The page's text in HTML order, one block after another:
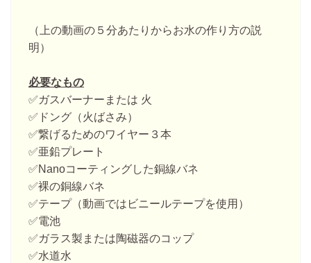
（上の動画の５分あたりからお水の作り方の説
明）
必要なもの
✅ガスバーナーまたは 火
✅ドング（火ばさみ）
✅繋げるためのワイヤー３本
✅亜鉛プレート
✅Nanoコーティングした銅線バネ
✅裸の銅線バネ
✅テープ（動画ではビニールテープを使用）
✅電池
✅ガラス製または陶磁器のコップ
✅水道水